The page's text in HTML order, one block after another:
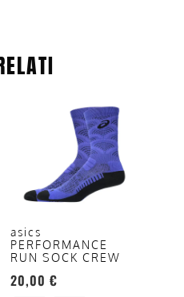
asics
PERFORMANCE
RUN SOCK CREW
20,00 €
varianti.
opzioni
possono
essere
scelte